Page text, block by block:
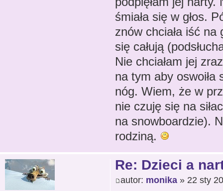
śmiała się w głos.
znów chciała iść na
się całują
Nie chciałam jej
na tym aby
nóg. Wiem, że w
nie czuję się na
na snowboardzie).
rodziną.
Re: Dzieci a
autor: monika» 22 sty